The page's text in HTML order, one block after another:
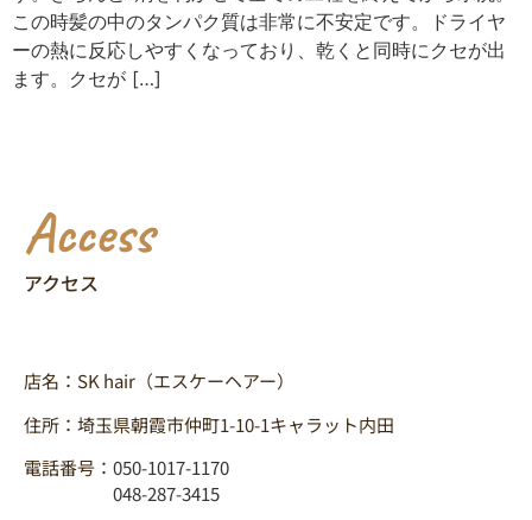
この時髪の中のタンパク質は非常に不安定です。ドライヤ
ーの熱に反応しやすくなっており、乾くと同時にクセが出
ます。クセが […]
Access
アクセス
店名：SK hair（エスケーヘアー）
住所：埼玉県朝霞市仲町1-10-1キャラット内田
電話番号： 050-1017-1170
048-287-3415